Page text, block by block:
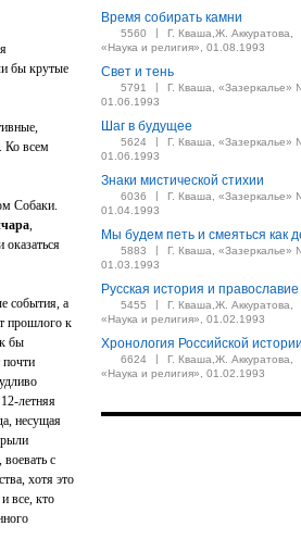
бы крутые
Ко всем
Собаки.
,
события, а
прошлого к
бы
летняя
несущая
с
хотя это
все, кто
Время собирать камни
5560 |
Г. Кваша,Ж. Аккуратова,
«Наука и религия», 01.08.1993
Свет и тень
5791 |
Г. Кваша, «Зазеркалье»
01.06.1993
Шаг в будущее
5624 |
Г. Кваша, «Зазеркалье»
01.06.1993
Знаки мистической стихии
6036 |
Г. Кваша, «Зазеркалье»
01.04.1993
Мы будем петь и смеяться как
5883 |
Г. Кваша, «Зазеркалье»
01.03.1993
Русская история и православие
5455 |
Г. Кваша,Ж. Аккуратова,
«Наука и религия», 01.02.1993
Хронология Российской истории
6624 |
Г. Кваша,Ж. Аккуратова,
«Наука и религия», 01.02.1993